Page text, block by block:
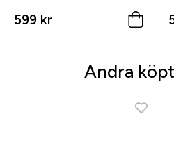
599 kr
Andra